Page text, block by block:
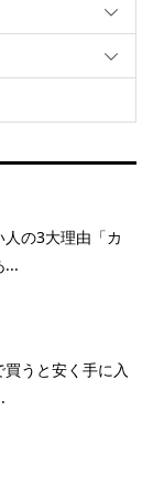
の3大理由「カ
...
うと安く手に入